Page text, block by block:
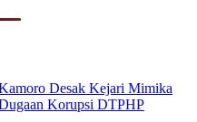
Desak Kejari Mimika
Korupsi DTPHP